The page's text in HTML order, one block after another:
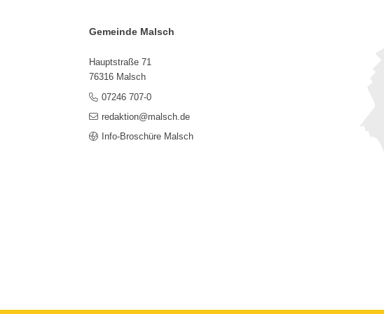
Gemeinde Malsch
Hauptstraße 71
76316 Malsch
07246 707-0
redaktion@malsch.de
Info-Broschüre Malsch